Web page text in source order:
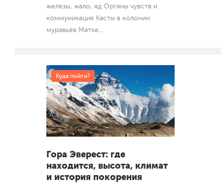
железы, жало, яд Органы чувств и
коммуникация Касты в колонии
муравьёв Матка...
Куда пойти?
Гора Эверест: где
находится, высота, климат
и история покорения